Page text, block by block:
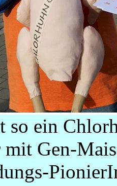
so ein
mit Gen-